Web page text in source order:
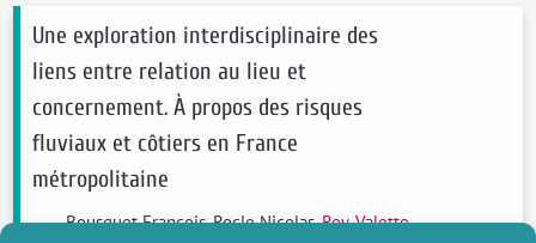
Une exploration interdisciplinaire des
liens entre relation au lieu et
concernement. À propos des risques
fluviaux et côtiers en France
métropolitaine
Bousquet Francois, Rocle Nicolas,Rey-Valette